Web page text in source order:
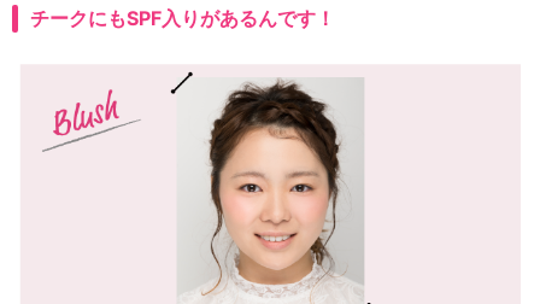
チークにもSPF入りがあるんです！